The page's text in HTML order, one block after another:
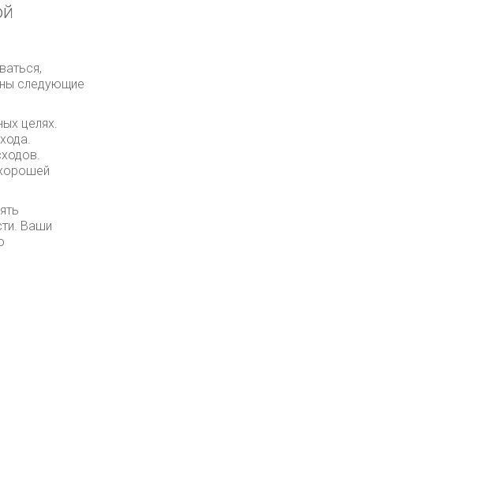
следующие
целях.
Ваши